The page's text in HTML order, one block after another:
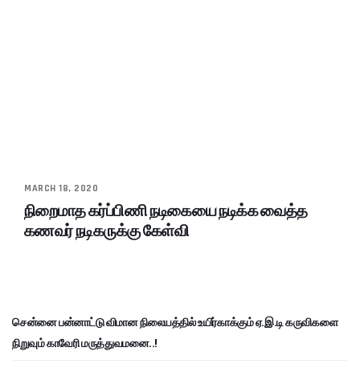
MARCH 18, 2020
நிறைமாத கர்ப்பிணி நடிகையை நடிக்க வைத்த
கணவர் நடிகருக்கு கேள்வி
சென்னை பன்னாட்டு விமான நிலையத்தில் உயிர்காக்கும் ஏ.இ.டி கருவிகளை
நிறுவும் காவேரி மருத்துவமனை..!